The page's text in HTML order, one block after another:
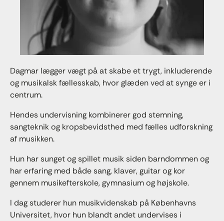
Dagmar lægger vægt på at skabe et trygt, inkluderende
og musikalsk fællesskab, hvor glæden ved at synge er i
centrum.
Hendes undervisning kombinerer god stemning,
sangteknik og kropsbevidsthed med fælles udforskning
af musikken.
Hun har sunget og spillet musik siden barndommen og
har erfaring med både sang, klaver, guitar og kor
gennem musikefterskole, gymnasium og højskole.
I dag studerer hun musikvidenskab på Københavns
Universitet, hvor hun blandt andet undervises i